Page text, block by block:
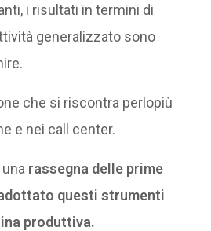
i risultati in termini di
generalizzato sono
che si riscontra perlopiù
e nei call center.
rassegna delle prime
questi strumenti
produttiva.